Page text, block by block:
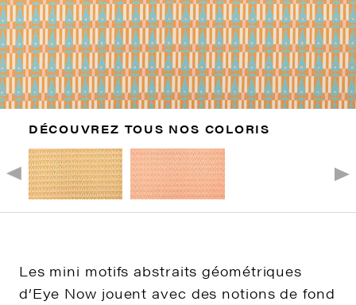
DÉCOUVREZ TOUS NOS COLORIS
Les mini motifs abstraits géométriques
d’Eye Now jouent avec des notions de fond